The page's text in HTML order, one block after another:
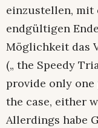
einzustellen, mit
endgültigen
Möglichkeit das
(„ the Speedy
provide only
the case, either
Allerdings habe